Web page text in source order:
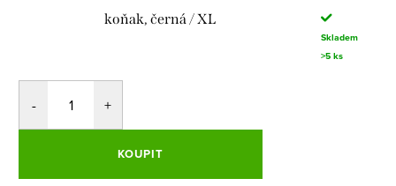
koňak, černá / XL
Skladem
>5 ks
KOUPIT